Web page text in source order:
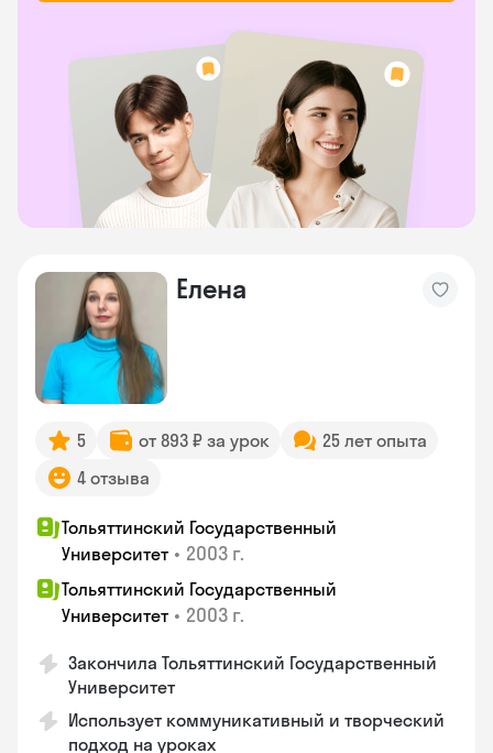
Елена
5 от 893 ₽ за урок
25 лет опыта
4 отзыва
Тольяттинский Государственный
Университет • 2003 г.
Тольяттинский Государственный
Университет • 2003 г.
Закончила Тольяттинский Государственный
Университет
Использует коммуникативный и творческий
подход на уроках